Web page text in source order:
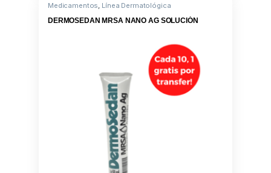
Medicamentos Línea Dermatológica
DERMOSEDAN MRSA NANO AG SOLUCIÓN